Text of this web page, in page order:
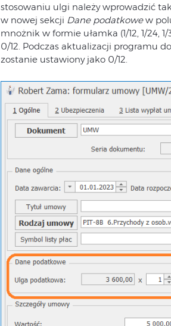
stosowaniu ulgi należy wprowadzić
w nowej sekcji Dane podatkowew
mnożnik w formie ułamka (1/12, 1/24,
0/12. Podczas aktualizacji programu
zostanie ustawiony jako 0/12.